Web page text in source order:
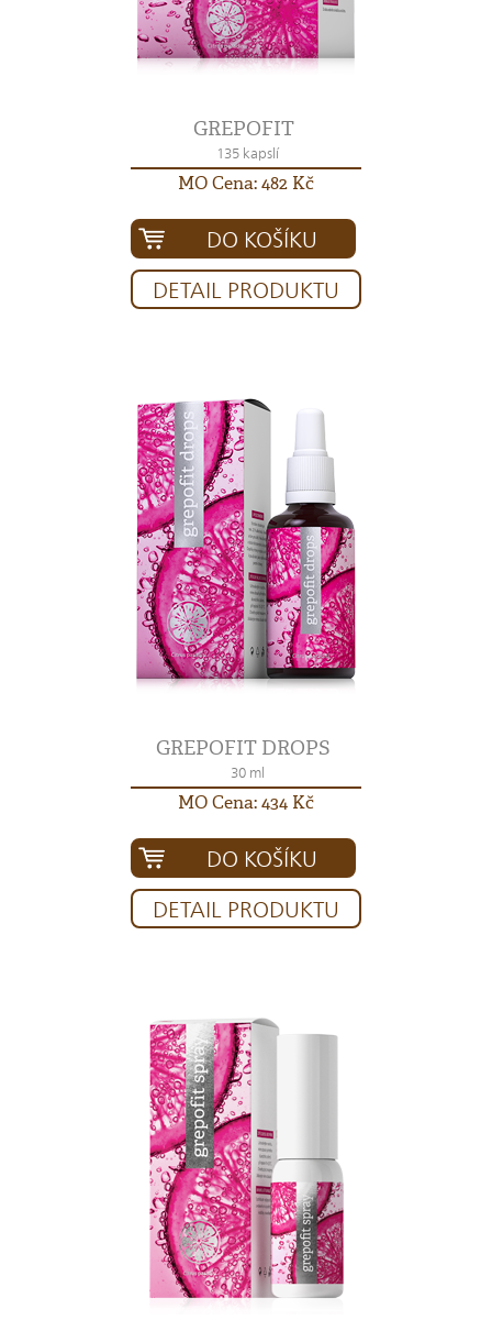
GREPOFIT
135 kapslí
MO Cena: 482 Kč
DO KOŠÍKU
DETAIL PRODUKTU
GREPOFIT DROPS
30 ml
MO Cena: 434 Kč
DO KOŠÍKU
DETAIL PRODUKTU